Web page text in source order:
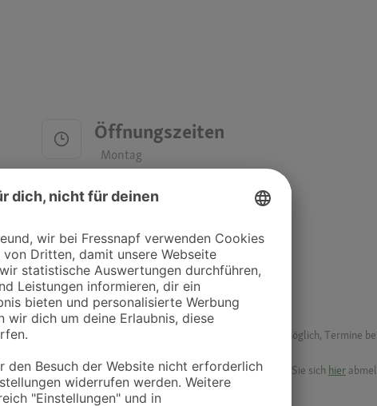
Öffnungszeiten
Montag
Mittwoch
Freitag
Samstag
Sonntag
übersichtlich anzuzeigen. Über Dr. Fressnapf ist es nicht möglich, Termine
hierfür direkt an die jeweilige Praxis oder Klinik.
gelistet werden oder Ihre Daten ändern möchten, können Sie sich hier